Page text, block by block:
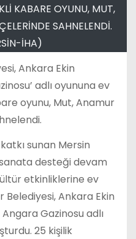
KABARE OYUNU, MUT,
SAHNELENDİ.
İHA)
Ankara Ekin
adlı oyununa ev
oyunu, Mut, Anamur
sunan Mersin
desteği devam
etkinliklerine ev
Ankara Ekin
Gazinosu adlı
25 kişilik